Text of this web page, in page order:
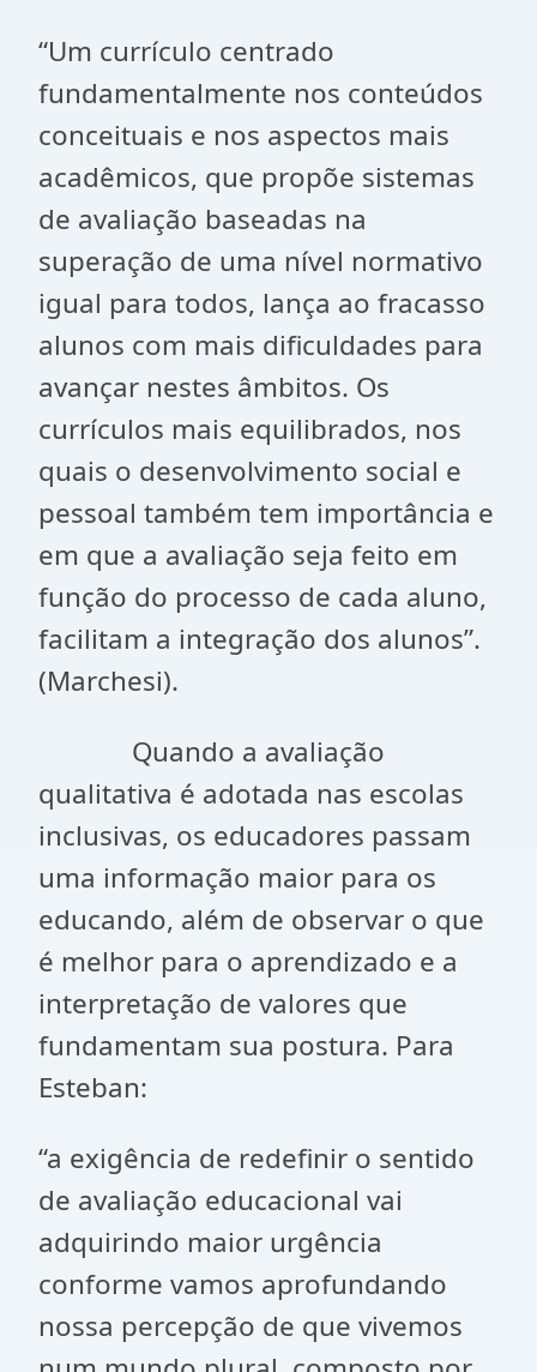
“Um currículo centrado
fundamentalmente nos conteúdos
conceituais e nos aspectos mais
acadêmicos, que propõe sistemas
de avaliação baseadas na
superação de uma nível normativo
igual para todos, lança ao fracasso
alunos com mais dificuldades para
avançar nestes âmbitos. Os
currículos mais equilibrados, nos
quais o desenvolvimento social e
pessoal também tem importância e
em que a avaliação seja feito em
função do processo de cada aluno,
facilitam a integração dos alunos”.
(Marchesi).
Quando a avaliação
qualitativa é adotada nas escolas
inclusivas, os educadores passam
uma informação maior para os
educando, além de observar o que
é melhor para o aprendizado e a
interpretação de valores que
fundamentam sua postura. Para
Esteban:
“a exigência de redefinir o sentido
de avaliação educacional vai
adquirindo maior urgência
conforme vamos aprofundando
nossa percepção de que vivemos